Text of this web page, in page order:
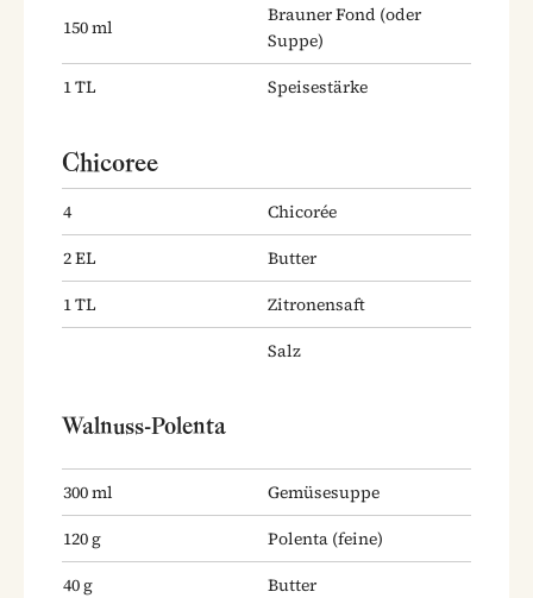
150ml
Brauner Fond (oder
Suppe)
1TL Speisestärke
Chicoree
4
Chicorée
2EL
Butter
1TL
Zitronensaft
Salz
Walnuss-Polenta
300ml
Gemüsesuppe
120g Polenta (feine)
40g
Butter